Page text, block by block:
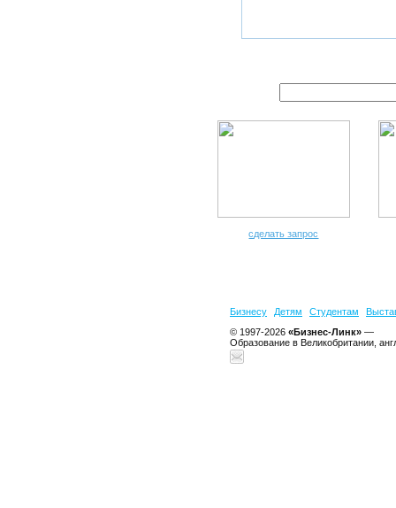
сделать запрос
Бизнесу Детям Студентам
© 1997-2026 «Бизнес-Линк» —
Образование в Великобритании,